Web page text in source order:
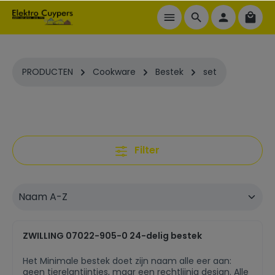
PRODUCTEN Cookware Bestek set
Filter
ZWILLING 07022-905-0 24-delig bestek
Het Minimale bestek doet zijn naam alle eer aan:
geen tierelantijntjes, maar een rechtlijnig design. Alle